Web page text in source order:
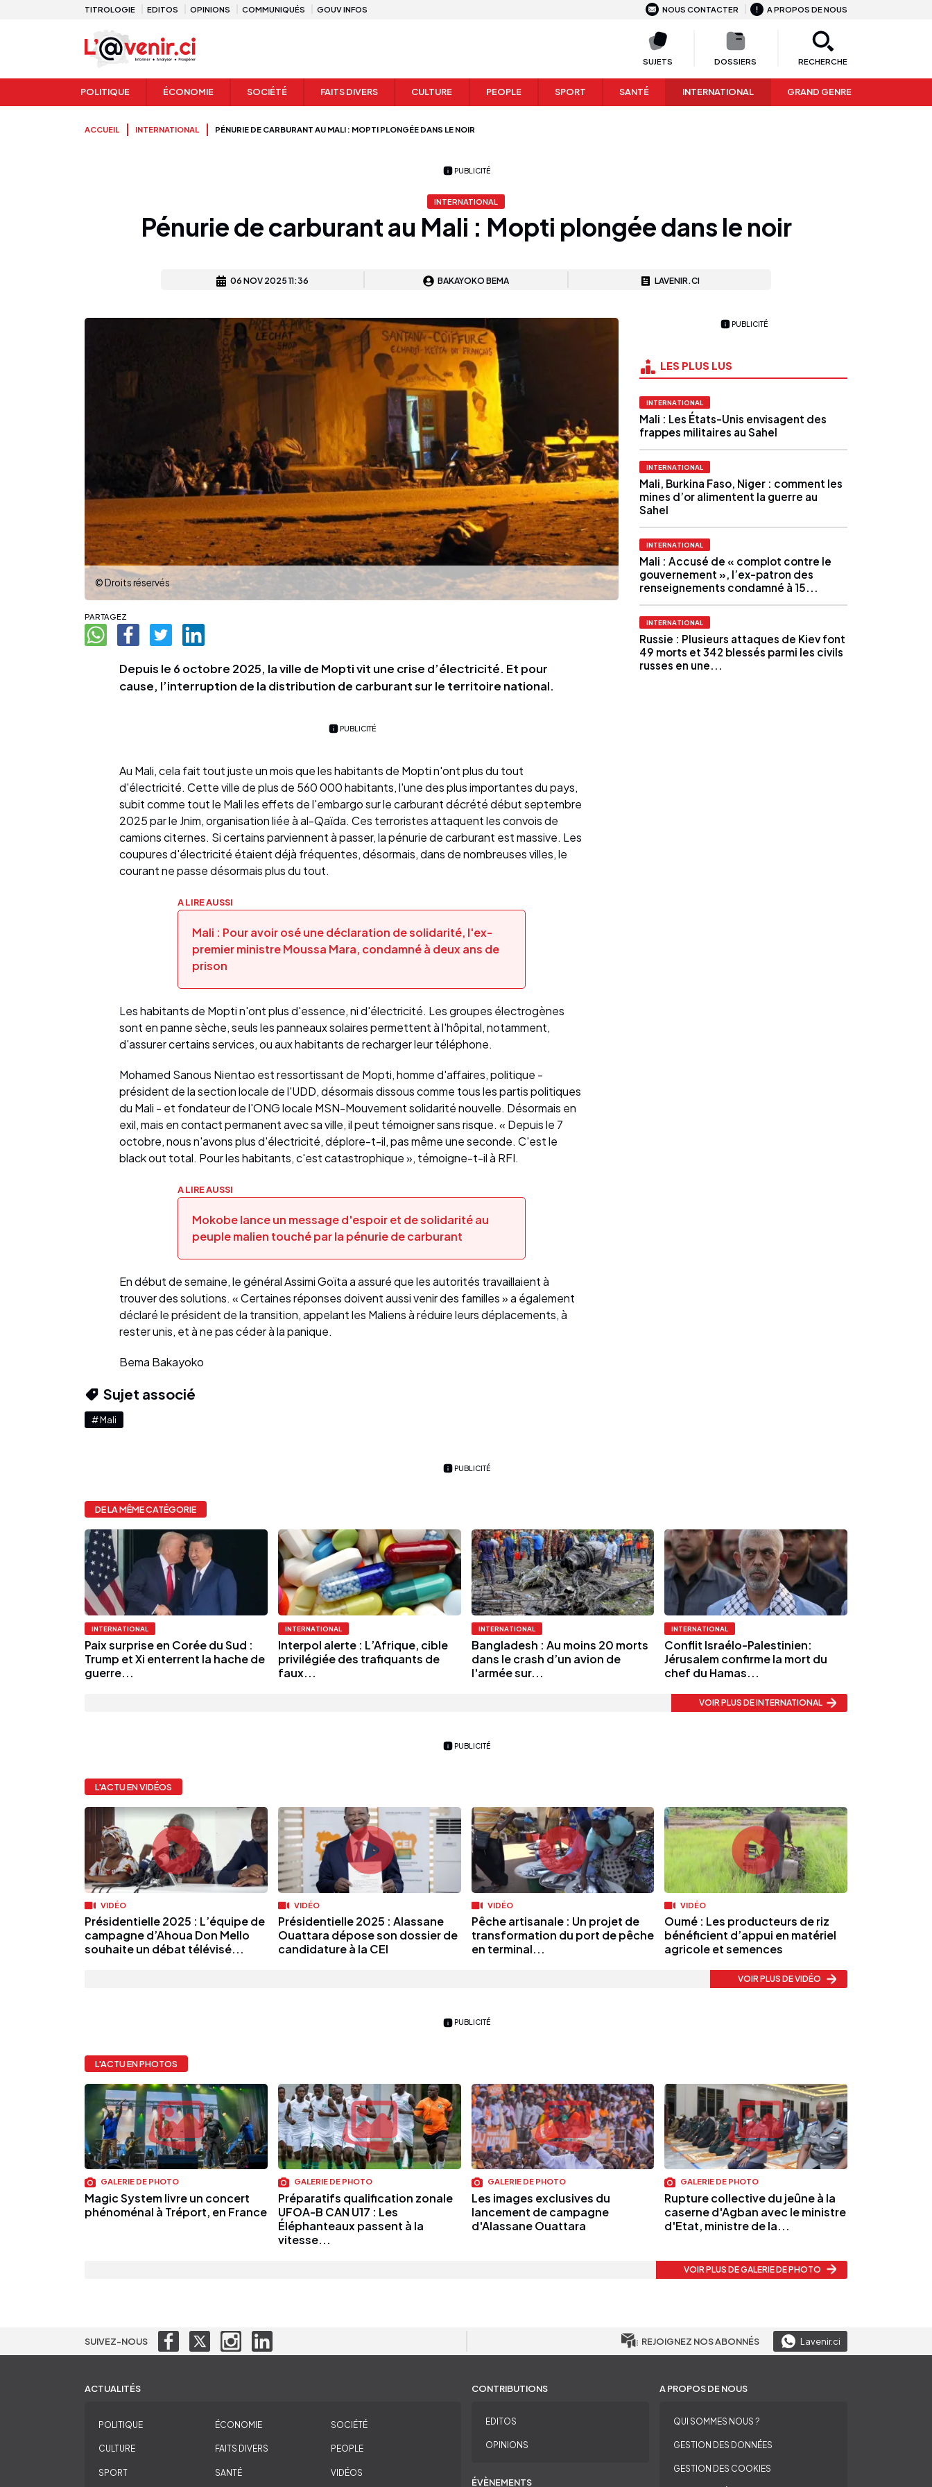
TITROLOGIE EDITOS OPINIONS COMMUNIQUÉS GOUV INFOS NOUS CONTACTER A PROPOS DE NOUS
SUJETS DOSSIERS RECHERCHE
POLITIQUE ÉCONOMIE SOCIÉTÉ FAITS DIVERS CULTURE PEOPLE SPORT SANTÉ INTERNATIONAL GRAND GENRE
ACCUEIL INTERNATIONAL PÉNURIE DE CARBURANT AU MALI : MOPTI PLONGÉE DANS LE NOIR
PUBLICITÉ
INTERNATIONAL
Pénurie de carburant au Mali : Mopti plongée dans le noir
06 NOV 2025 11:36 BAKAYOKO BEMA LAVENIR.CI
© Droits réservés
PARTAGEZ
Depuis le 6 octobre 2025, la ville de Mopti vit une crise d’électricité. Et pour
cause, l’interruption de la distribution de carburant sur le territoire national.
PUBLICITÉ
Au Mali, cela fait tout juste un mois que les habitants de Mopti n'ont plus du tout
d'électricité. Cette ville de plus de 560 000 habitants, l'une des plus importantes du pays,
subit comme tout le Mali les effets de l'embargo sur le carburant décrété début septembre
2025 par le Jnim, organisation liée à al-Qaïda. Ces terroristes attaquent les convois de
camions citernes. Si certains parviennent à passer, la pénurie de carburant est massive. Les
coupures d'électricité étaient déjà fréquentes, désormais, dans de nombreuses villes, le
courant ne passe désormais plus du tout.
A LIRE AUSSI
Mali : Pour avoir osé une déclaration de solidarité, l'ex-
premier ministre Moussa Mara, condamné à deux ans de
prison
Les habitants de Mopti n'ont plus d'essence, ni d'électricité. Les groupes électrogènes
sont en panne sèche, seuls les panneaux solaires permettent à l'hôpital, notamment,
d'assurer certains services, ou aux habitants de recharger leur téléphone.
Mohamed Sanous Nientao est ressortissant de Mopti, homme d'affaires, politique -
président de la section locale de l'UDD, désormais dissous comme tous les partis politiques
du Mali - et fondateur de l'ONG locale MSN-Mouvement solidarité nouvelle. Désormais en
exil, mais en contact permanent avec sa ville, il peut témoigner sans risque. « Depuis le 7
octobre, nous n'avons plus d'électricité, déplore-t-il, pas même une seconde. C'est le
black out total. Pour les habitants, c'est catastrophique », témoigne-t-il à RFI.
A LIRE AUSSI
Mokobe lance un message d'espoir et de solidarité au
peuple malien touché par la pénurie de carburant
En début de semaine, le général Assimi Goïta a assuré que les autorités travaillaient à
trouver des solutions. « Certaines réponses doivent aussi venir des familles » a également
déclaré le président de la transition, appelant les Maliens à réduire leurs déplacements, à
rester unis, et à ne pas céder à la panique.
Bema Bakayoko
Sujet associé
# Mali
PUBLICITÉ
LES PLUS LUS
INTERNATIONAL
Mali : Les États-Unis envisagent des
frappes militaires au Sahel
INTERNATIONAL
Mali, Burkina Faso, Niger : comment les
mines d’or alimentent la guerre au
Sahel
INTERNATIONAL
Mali : Accusé de « complot contre le
gouvernement », l’ex-patron des
renseignements condamné à 15...
INTERNATIONAL
Russie : Plusieurs attaques de Kiev font
49 morts et 342 blessés parmi les civils
russes en une...
PUBLICITÉ
DE LA MÊME CATÉGORIE
INTERNATIONAL
Paix surprise en Corée du Sud :
Trump et Xi enterrent la hache de
guerre...
INTERNATIONAL
Interpol alerte : L’Afrique, cible
privilégiée des trafiquants de
faux...
INTERNATIONAL
Bangladesh : Au moins 20 morts
dans le crash d’un avion de
l'armée sur...
INTERNATIONAL
Conflit Israélo-Palestinien:
Jérusalem confirme la mort du
chef du Hamas...
VOIR PLUS DE INTERNATIONAL
PUBLICITÉ
L'ACTU EN VIDÉOS
VIDÉO
Présidentielle 2025 : L’équipe de
campagne d’Ahoua Don Mello
souhaite un débat télévisé...
VIDÉO
Présidentielle 2025 : Alassane
Ouattara dépose son dossier de
candidature à la CEI
VIDÉO
Pêche artisanale : Un projet de
transformation du port de pêche
en terminal...
VIDÉO
Oumé : Les producteurs de riz
bénéficient d’appui en matériel
agricole et semences
VOIR PLUS DE VIDÉO
PUBLICITÉ
L'ACTU EN PHOTOS
GALERIE DE PHOTO
Magic System livre un concert
phénoménal à Tréport, en France
GALERIE DE PHOTO
Préparatifs qualification zonale
UFOA-B CAN U17 : Les
Éléphanteaux passent à la
vitesse...
GALERIE DE PHOTO
Les images exclusives du
lancement de campagne
d'Alassane Ouattara
GALERIE DE PHOTO
Rupture collective du jeûne à la
caserne d'Agban avec le ministre
d'Etat, ministre de la...
VOIR PLUS DE GALERIE DE PHOTO
SUIVEZ-NOUS REJOIGNEZ NOS ABONNÉS Lavenir.ci
ACTUALITÉS
POLITIQUE ÉCONOMIE SOCIÉTÉ
CULTURE FAITS DIVERS PEOPLE
SPORT SANTÉ VIDÉOS
CONTRIBUTIONS
EDITOS
OPINIONS
ÉVÈNEMENTS
A PROPOS DE NOUS
QUI SOMMES NOUS ?
GESTION DES DONNÉES
GESTION DES COOKIES